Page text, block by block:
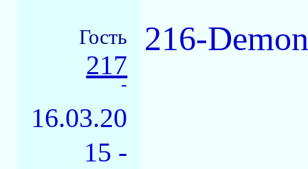
Гость
217
-
16.03.20
15 -
216-